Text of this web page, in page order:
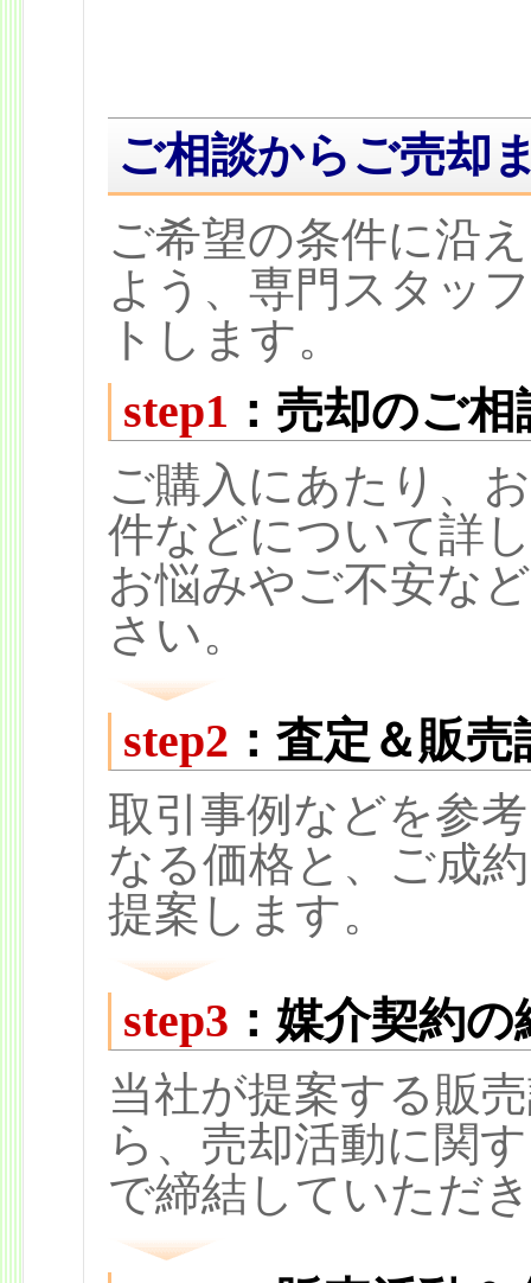
ご相談からご売却
ご希望の条件に沿
よう、専門スタッ
トします。
step1 ：売却のご相
ご購入にあたり、
件などについて詳
お悩みやご不安な
さい。
step2 ：査定＆販
取引事例などを参
なる価格と、ご成
提案します。
step3 ：媒介契約の
当社が提案する販
ら、売却活動に関
で締結していただ